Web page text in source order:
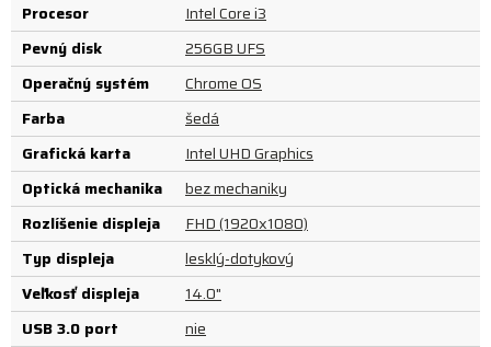
Procesor
Intel Core i3
Pevný disk
256GB UFS
Operačný systém
Chrome OS
Farba
šedá
Grafická karta
Intel UHD Graphics
Optická mechanika
bez mechaniky
Rozlíšenie displeja
FHD (1920x1080)
Typ displeja
lesklý-dotykový
Veľkosť displeja
14.0"
USB 3.0 port
nie